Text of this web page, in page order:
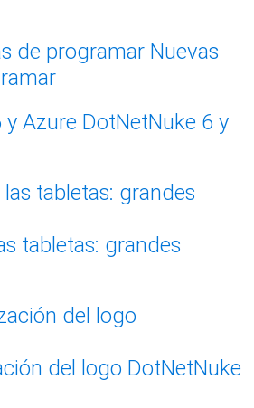
Nuevas
DotNetNuke 6 y
tabletas: grandes
del logo DotNetNuke